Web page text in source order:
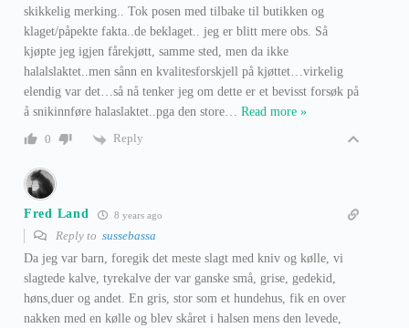
skikkelig merking.. Tok posen med tilbake til butikken og
klaget/påpekte fakta..de beklaget.. jeg er blitt mere obs. Så
kjøpte jeg igjen fårekjøtt, samme sted, men da ikke
halalslaktet..men sånn en kvalitesforskjell på kjøttet…virkelig
elendig var det…så nå tenker jeg om dette er et bevisst forsøk på
å snikinnføre halaslaktet..pga den store… Read more »
0
Reply
Fred Land 8 years ago
Reply to sussebassa
Da jeg var barn, foregik det meste slagt med kniv og kølle, vi
slagtede kalve, tyrekalve der var ganske små, grise, gedekid,
høns,duer og andet. En gris, stor som et hundehus, fik en over
nakken med en kølle og blev skåret i halsen mens den levede,